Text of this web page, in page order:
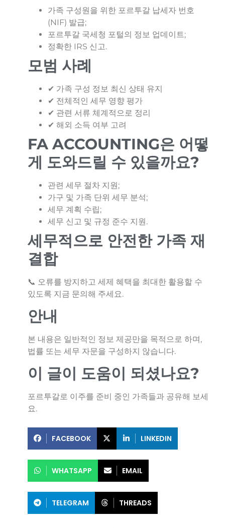
가족 구성원을 위한 포르투갈 납세자 번호
(NIF) 발급;
포르투갈 국세청 포털의 정보 업데이트;
정확한 IRS 신고.
모범 사례
✔ 가족 구성 정보 최신 상태 유지
✔ 전체적인 세무 영향 평가
✔ 관련 서류 체계적으로 정리
✔ 해외 소득 여부 고려
FA ACCOUNTING은 어떻
게 도와드릴 수 있을까요?
관련 세무 절차 지원;
가구 및 가족 단위 세무 분석;
세무 계획 수립;
세무 신고 및 규정 준수 지원.
세무적으로 안전한 가족 재
결합
📞 오류를 방지하고 세제 혜택을 최대한 활용할 수
있도록 지금 문의해 주세요.
안내
본 내용은 일반적인 정보 제공만을 목적으로 하며,
법률 또는 세무 자문을 구성하지 않습니다.
이 글이 도움이 되셨나요?
포르투갈로 이주를 준비 중인 가족들과 공유해 보세
요.
FACEBOOK LINKEDIN
WHATSAPP EMAIL
TELEGRAM THREADS